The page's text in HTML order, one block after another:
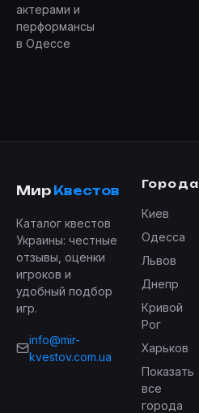
актерами и
перформансы
в Одессе
Мир Квестов
Каталог квестов
Украины: честные
отзывы, оценки
игроков и
удобный подбор
игр.
info@mir-
kvestov.com.ua
Города
Киев
Одесса
Львов
Днепр
Кривой
Рог
Харьков
Показать
все
города